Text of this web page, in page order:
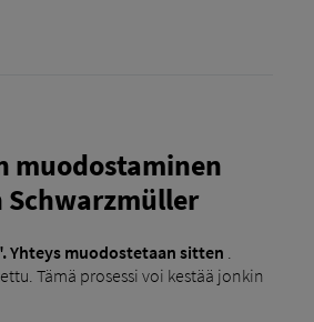
muodostaminen
Schwarzmüller
Yhteys muodostetaan sitten .
Tämä prosessi voi kestää jonkin